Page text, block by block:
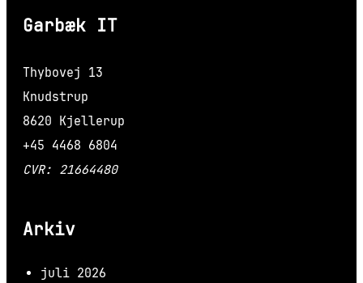
Garbæk IT
Thybovej 13
Knudstrup
8620 Kjellerup
+45 4468 6804
CVR: 21664480
Arkiv
juli 2026